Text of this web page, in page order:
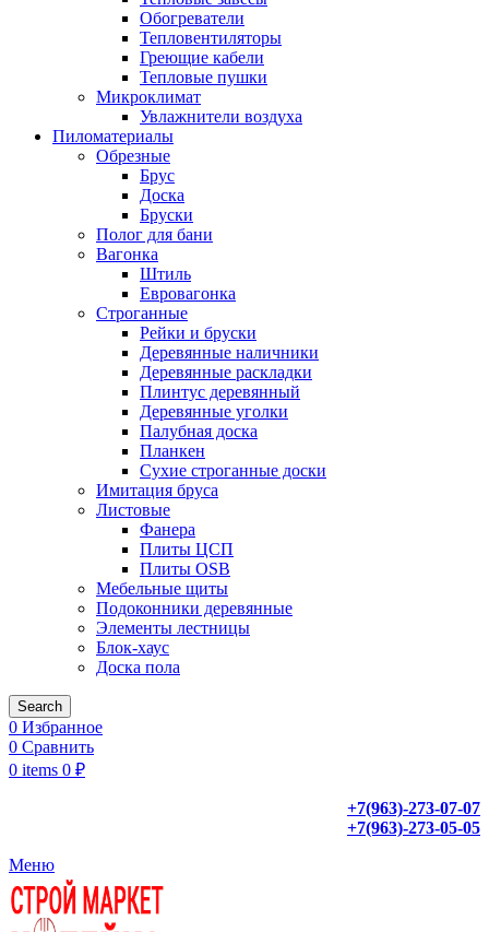
Обогреватели
Тепловентиляторы
Греющие кабели
Тепловые пушки
Микроклимат
Увлажнители воздуха
Пиломатериалы
Обрезные
Брус
Доска
Бруски
Полог для бани
Вагонка
Штиль
Евровагонка
Строганные
Рейки и бруски
Деревянные наличники
Деревянные раскладки
Плинтус деревянный
Деревянные уголки
Палубная доска
Планкен
Сухие строганные доски
Имитация бруса
Листовые
Фанера
Плиты ЦСП
Плиты OSB
Мебельные щиты
Подоконники деревянные
Элементы лестницы
Блок-хаус
Доска пола
Search
0 Избранное
0 Сравнить
0 items 0 ₽
+7(963)-273-07-07
+7(963)-273-05-05
Меню